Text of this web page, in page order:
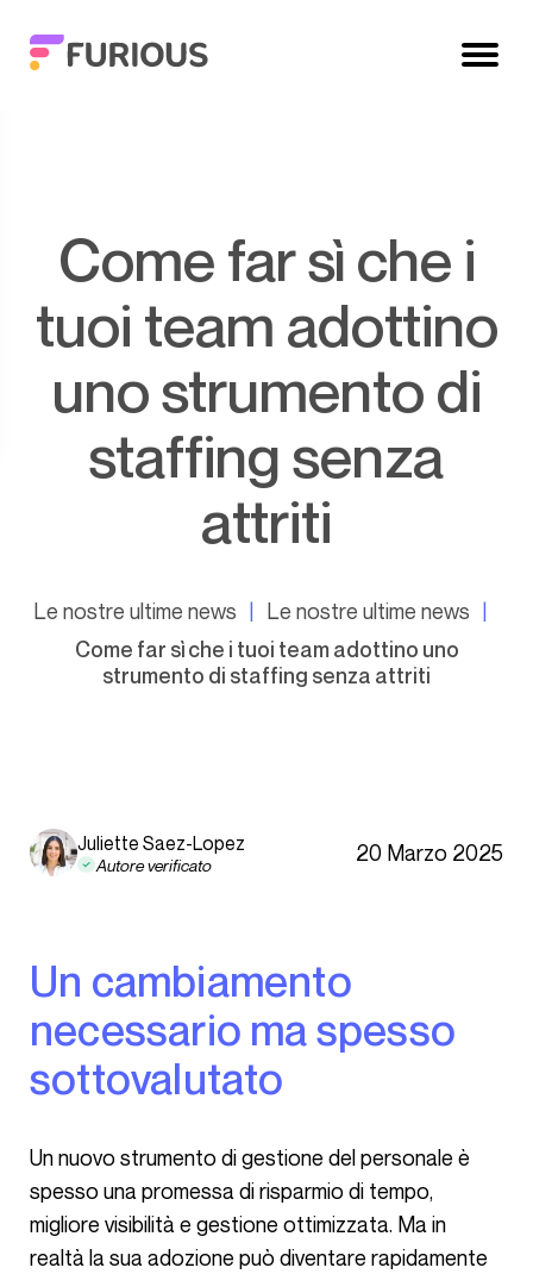
Come far sì che i
tuoi team adottino
uno strumento di
staffing senza
attriti
Le nostre ultime news
Le nostre ultime news
Come far sì che i tuoi team adottino uno
strumento di staffing senza attriti
Juliette Saez-Lopez
Autore verificato 20 Marzo 2025
Un cambiamento
necessario ma spesso
sottovalutato
Un nuovo strumento di gestione del personale è
spesso una promessa di risparmio di tempo,
migliore visibilità e gestione ottimizzata. Ma in
realtà la sua adozione può diventare rapidamente